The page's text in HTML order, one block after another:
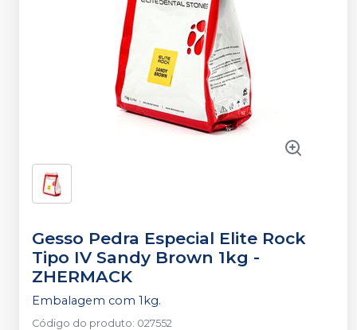
Gesso Pedra Especial Elite Rock
Tipo IV Sandy Brown 1kg -
ZHERMACK
Embalagem com 1kg.
Código do produto: 027552